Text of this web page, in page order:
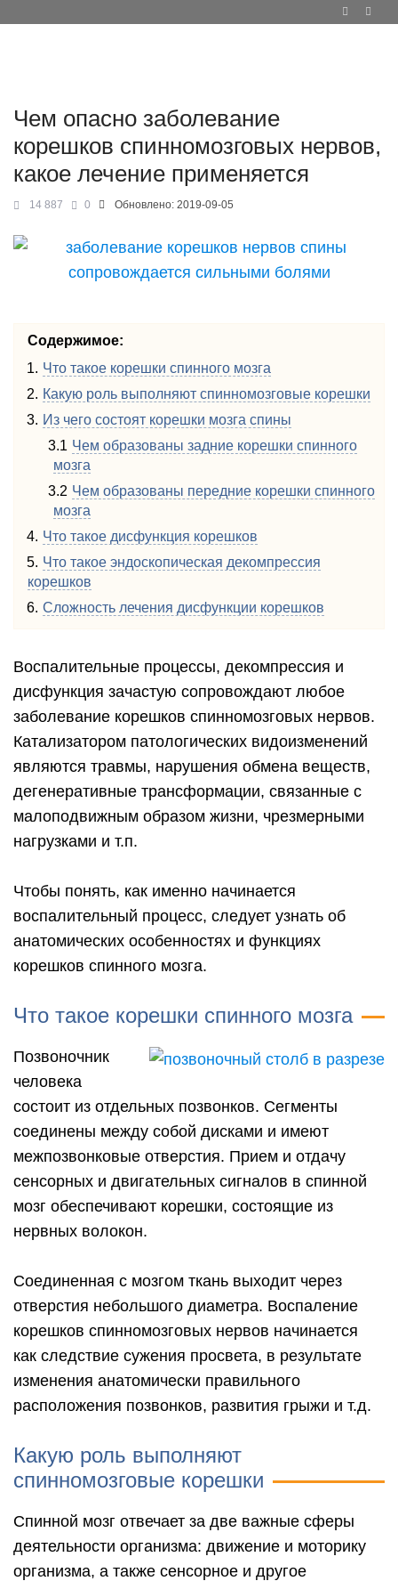
Чем опасно заболевание
корешков спинномозговых нервов,
какое лечение применяется
14 887 0 Обновлено: 2019-09-05
Содержимое:
Что такое корешки спинного мозга
Какую роль выполняют спинномозговые корешки
Из чего состоят корешки мозга спины
Чем образованы задние корешки спинного
мозга
Чем образованы передние корешки спинного
мозга
Что такое дисфункция корешков
Что такое эндоскопическая декомпрессия
корешков
Сложность лечения дисфункции корешков
Воспалительные процессы, декомпрессия и
дисфункция зачастую сопровождают любое
заболевание корешков спинномозговых нервов.
Катализатором патологических видоизменений
являются травмы, нарушения обмена веществ,
дегенеративные трансформации, связанные с
малоподвижным образом жизни, чрезмерными
нагрузками и т.п.
Чтобы понять, как именно начинается
воспалительный процесс, следует узнать об
анатомических особенностях и функциях
корешков спинного мозга.
Что такое корешки спинного мозга
Позвоночник
человека
состоит из отдельных позвонков. Сегменты
соединены между собой дисками и имеют
межпозвонковые отверстия. Прием и отдачу
сенсорных и двигательных сигналов в спинной
мозг обеспечивают корешки, состоящие из
нервных волокон.
Соединенная с мозгом ткань выходит через
отверстия небольшого диаметра. Воспаление
корешков спинномозговых нервов начинается
как следствие сужения просвета, в результате
изменения анатомически правильного
расположения позвонков, развития грыжи и т.д.
Какую роль выполняют
спинномозговые корешки
Спинной мозг отвечает за две важные сферы
деятельности организма: движение и моторику
организма, а также сенсорное и другое